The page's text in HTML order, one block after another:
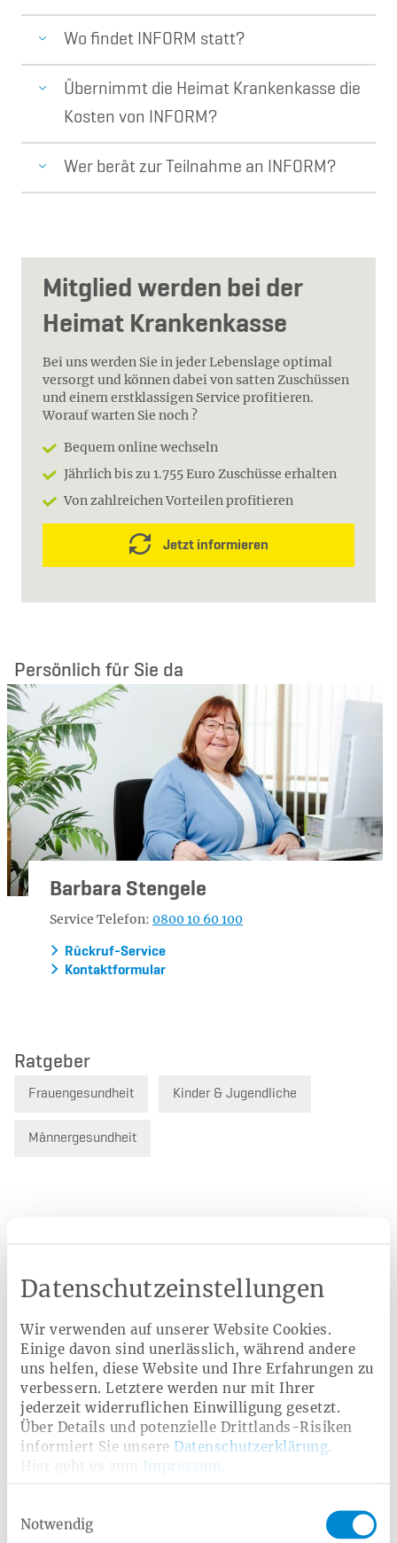
Datenschutzeinstellungen
Wir verwenden auf unserer Website Cookies.
Einige davon sind unerlässlich, während andere
uns helfen, diese Website und Ihre Erfahrungen zu
verbessern. Letztere werden nur mit Ihrer
jederzeit widerruflichen Einwilligung gesetzt.
Über Details und potenzielle Drittlands-Risiken
informiert Sie unsere Datenschutzerklärung.
Impressum
Notwendig
Wo findet INFORM statt?
Übernimmt die Heimat Krankenkasse die
Kosten von INFORM?
Wer berät zur Teilnahme an INFORM?
Mitglied werden bei der
Heimat Krankenkasse
Bei uns werden Sie in jeder Lebenslage optimal
versorgt und können dabei von satten Zuschüssen
und einem erstklassigen Service profitieren.
Worauf warten Sie noch ?
Bequem online wechseln
Jährlich bis zu 1.755 Euro Zuschüsse erhalten
Von zahlreichen Vorteilen profitieren
Jetzt informieren
Persönlich für Sie da
Barbara Stengele
Service Telefon: 0800 10 60 100
Rückruf-Service
Kontaktformular
Ratgeber
Frauengesundheit Kinder & Jugendliche
Männergesundheit
Lungenkrebs-Screening Chlamydien-Screening
Darmkrebsfrüherkennung Online-Hautcheck
Gesetzliche Vorsorgeuntersuchungen
Hautkrebsfrüherkennung